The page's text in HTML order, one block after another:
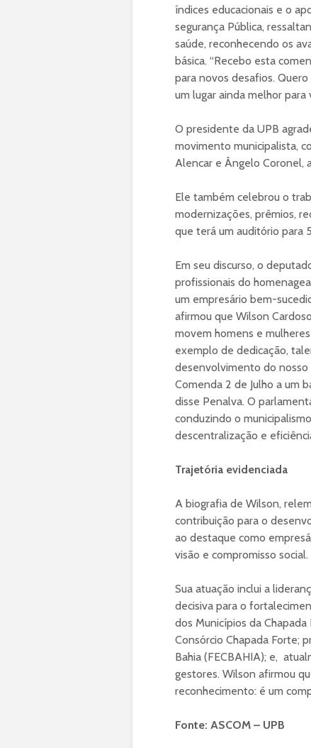
índices educacionais e o
segurança Pública,
saúde, reconhecendo os
básica. “Recebo esta
para novos desafios.
um lugar ainda melhor para
O presidente da UPB
movimento municipalista,
Alencar e Ângelo Coronel,
Ele também celebrou o
modernizações, prêmios,
que terá um auditório para
Em seu discurso, o
profissionais do
um empresário bem-
afirmou que Wilson
movem homens e
exemplo de dedicação,
desenvolvimento do nosso
Comenda 2 de Julho a um
disse Penalva. O
conduzindo o
descentralização e
Trajetória evidenciada
A biografia de Wilson,
contribuição para o
ao destaque como
visão e compromisso social.
Sua atuação inclui a
decisiva para o
dos Municípios da
Consórcio Chapada Forte;
Bahia (FECBAHIA); e,
gestores. Wilson afirmou
reconhecimento: é um
Fonte: ASCOM – UPB